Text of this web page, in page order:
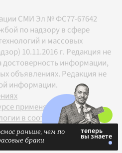
СМИ Эл № ФС77-67642
по надзору в сфере
и массовых
10.11.2016 г. Редакция не
достоверность информации,
объявлениях. Редакция не
информации.
применяются
в соответствии с
18+
раньше, чем по
браки